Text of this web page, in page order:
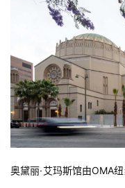
奥黛丽·艾玛斯馆由OMA